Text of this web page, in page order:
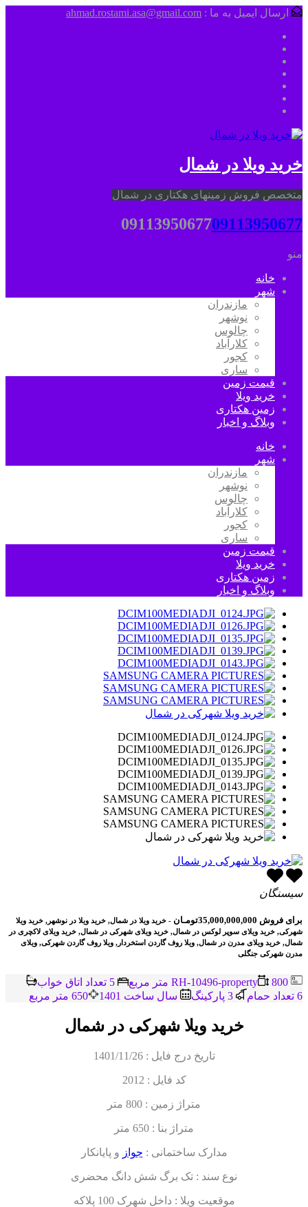
ارسال ایمیل به ما : ahmad.rostami.asa@gmail.com
خرید ویلا در شمال
متخصص فروش زمینهای هکتاری در شمال
0911395067709113950677
منو
خانه
شهر
مازندران
نوشهر
چالوس
کلارآباد
کجور
ساری
قیمت زمین
خرید ویلا
زمین هکتاری
وبلاگ و اخبار
خانه
شهر
مازندران
نوشهر
چالوس
کلارآباد
کجور
ساری
قیمت زمین
خرید ویلا
زمین هکتاری
وبلاگ و اخبار
سیسنگان
برای فروش 35,000,000,000تومـان
- خرید ویلا در شمال, خرید ویلا در نوشهر, خرید ویلا
شهرکی, خرید ویلای سوپر لوکس در شمال, خرید ویلای شهرکی در شمال, خرید ویلای لاکچری در
شمال, خرید ویلای مدرن در شمال, ویلا روف گاردن استخردار, ویلا روف گاردن شهرکی, ویلای
مدرن شهرکی جنگلی
800 متر مربع
6 تعداد حمام
سال ساخت 1401 650 متر مربع
خرید ویلا شهرکی در شمال
تاریخ درج فایل : 1401/11/26
کد فایل : 2012
متراژ زمین : 800 متر
متراژ بنا : 650 متر
مدارک ساختمانی : جواز و پایانکار
نوع سند : تک برگ شش دانگ محضری
موقعیت ویلا : داخل شهرک 100 پلاکه